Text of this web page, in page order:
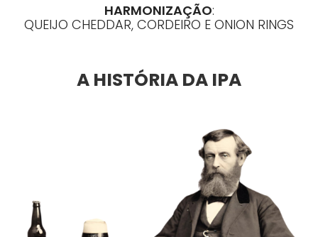
HARMONIZAÇÃO:
QUEIJO CHEDDAR, CORDEIRO E ONION RINGS
A HISTÓRIA DA IPA